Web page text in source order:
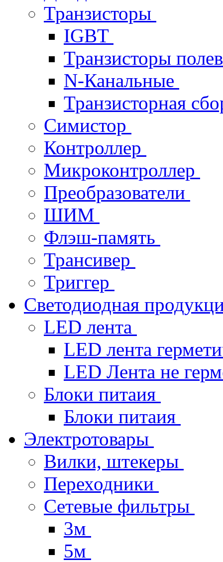
Транзисторы
IGBT
Транзисторы
N-Канальные
Транзисторная
Симистор
Контроллер
Микроконтроллер
Преобразователи
ШИМ
Флэш-память
Трансивер
Триггер
Светодиодная
LED лента
LED лента
LED Лента не
Блоки питаия
Блоки питаия
Электротовары
Вилки, штекеры
Переходники
Сетевые фильтры
3м
5м